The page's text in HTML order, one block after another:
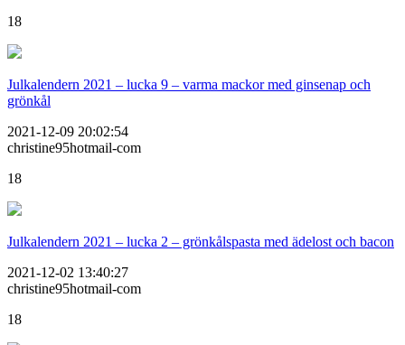
18
Julkalendern 2021 – lucka 9 – varma mackor med ginsenap och
grönkål
2021-12-09 20:02:54
christine95hotmail-com
18
Julkalendern 2021 – lucka 2 – grönkålspasta med ädelost och bacon
2021-12-02 13:40:27
christine95hotmail-com
18